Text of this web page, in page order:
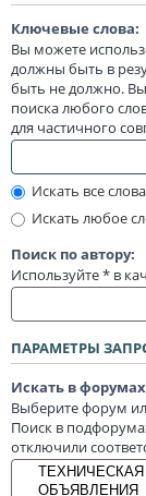
Ключевые слова:
Вы можете
должны быть в
быть не должно.
поиска любого
для частичного
Искать все слова
Искать любое
Поиск по автору:
Используйте * в
ПАРАМЕТРЫ
Искать в
Выберите форум
Поиск в
отключили